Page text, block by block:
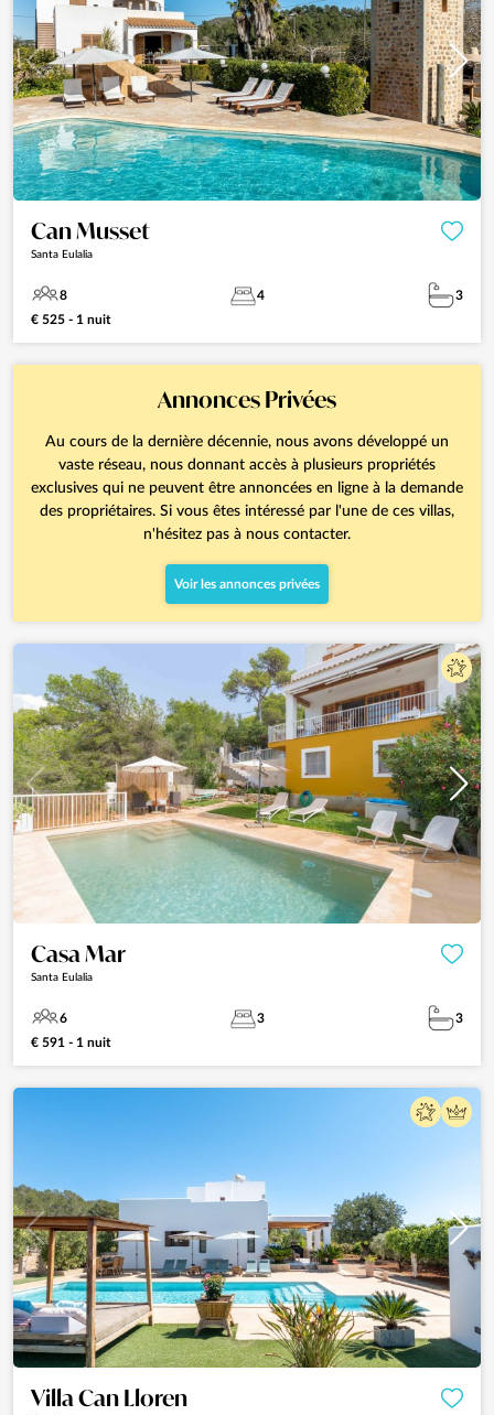
Can Musset
Santa Eulalia
8 4
3
€ 525 - 1 nuit
Annonces Privées
Au cours de la dernière décennie, nous avons développé un
vaste réseau, nous donnant accès à plusieurs propriétés
exclusives qui ne peuvent être annoncées en ligne à la demande
des propriétaires. Si vous êtes intéressé par l'une de ces villas,
n'hésitez pas à nous contacter.
Voir les annonces privées
Casa Mar
Santa Eulalia
6 3
3
€ 591 - 1 nuit
Villa Can Lloren